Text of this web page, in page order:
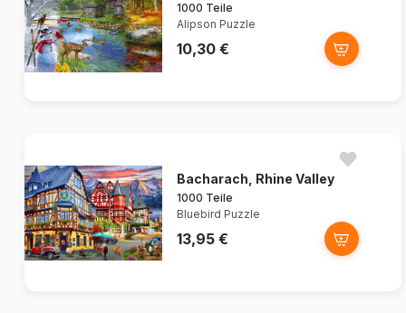
1000 Teile
Alipson Puzzle
10,30 €
Bacharach, Rhine Valley
1000 Teile
Bluebird Puzzle
13,95 €